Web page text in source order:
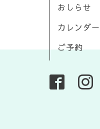
おしらせ
カレンダー
ご予約